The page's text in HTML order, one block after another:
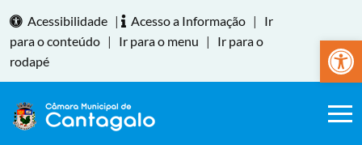
Abrir
Acessibilidade | Acesso a Informação |
Ir
para o conteúdo | Ir para o menu |
Ir para o
rodapé